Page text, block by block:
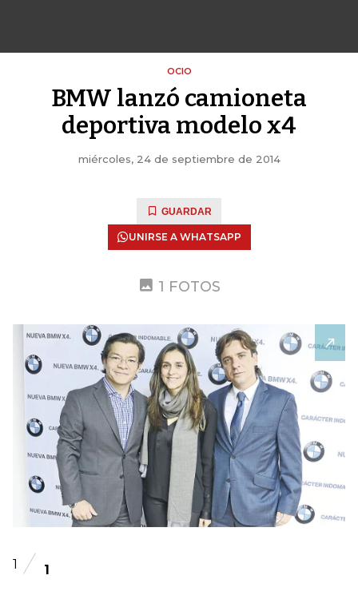
OCIO
BMW lanzó camioneta
deportiva modelo x4
miércoles, 24 de septiembre de 2014
GUARDAR
UNIRSE A WHATSAPP
1 FOTOS
1 1